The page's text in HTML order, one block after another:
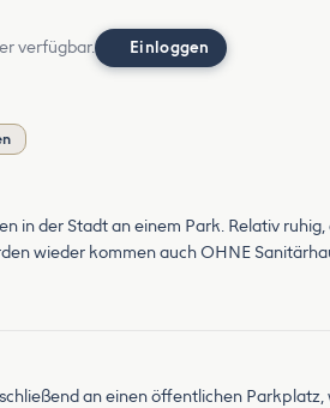
verfügbar. Einloggen
in der Stadt an einem Park. Relativ
wieder kommen auch OHNE
an einen öffentlichen